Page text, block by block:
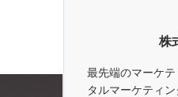
株
最先端のマーケ
タルマーケティ